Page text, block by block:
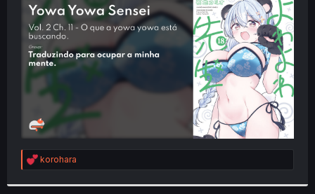
e
r
R
e
korohara